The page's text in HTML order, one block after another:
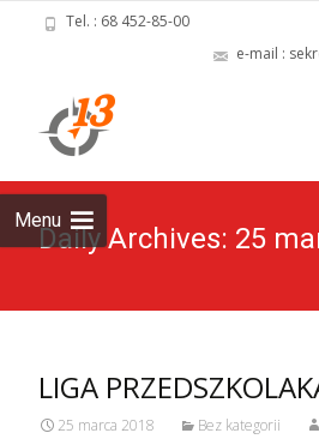
Tel. : 68 452-85-00
e-mail :
Menu
Daily Archives: 25
LIGA
25 marca 2018 Bez kategorii